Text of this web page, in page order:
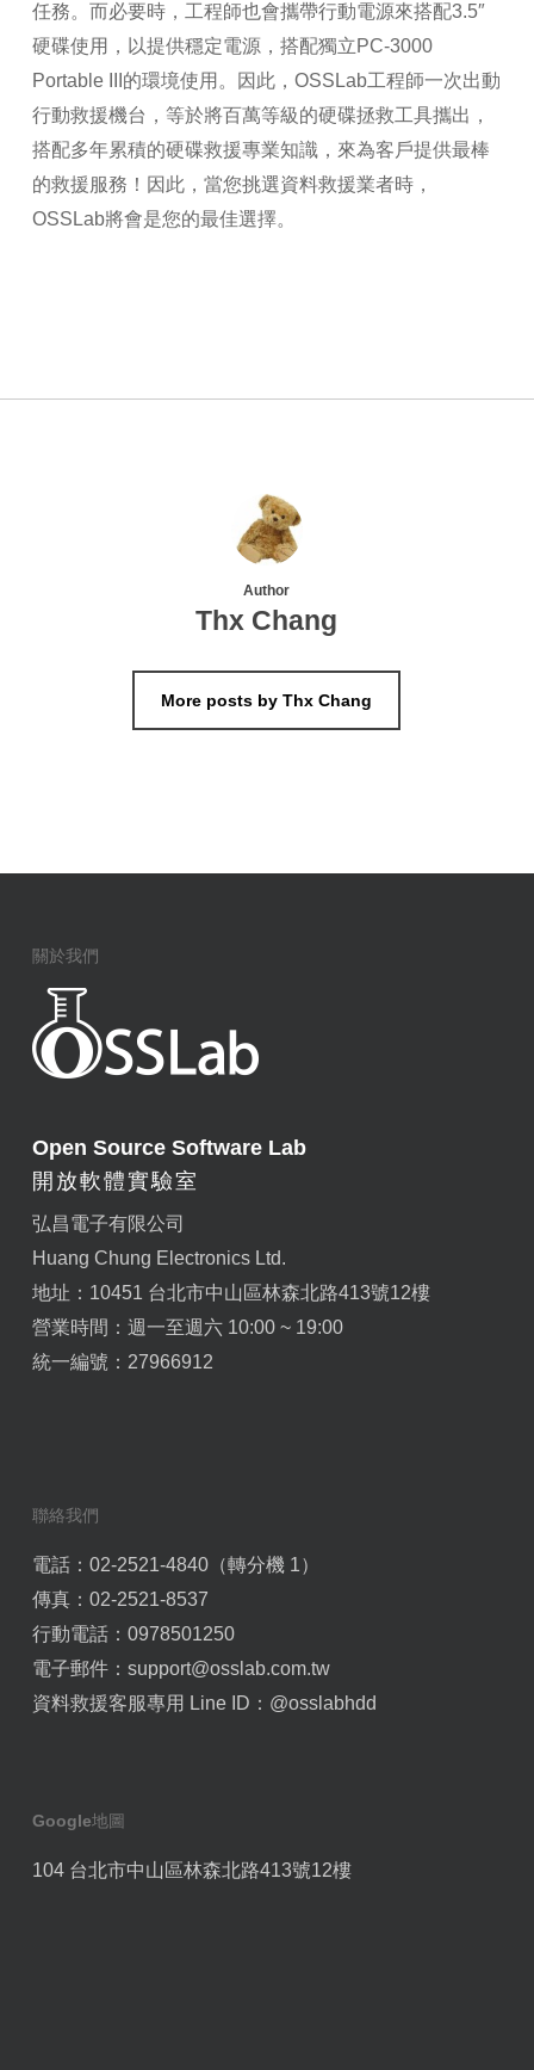
任務。而必要時，工程師也會攜帶行動電源來搭配3.5″
硬碟使用，以提供穩定電源，搭配獨立PC-3000
Portable III的環境使用。因此，OSSLab工程師一次出動
行動救援機台，等於將百萬等級的硬碟拯救工具攜出，
搭配多年累積的硬碟救援專業知識，來為客戶提供最棒
的救援服務！因此，當您挑選資料救援業者時，
OSSLab將會是您的最佳選擇。
Author
Thx Chang
More posts by Thx Chang
關於我們
Open Source Software Lab
開放軟體實驗室
弘昌電子有限公司
Huang Chung Electronics Ltd.
地址：10451 台北市中山區林森北路413號12樓
營業時間：週一至週六 10:00 ~ 19:00
統一編號：27966912
聯絡我們
電話：02-2521-4840（轉分機 1）
傳真：02-2521-8537
行動電話：0978501250
電子郵件： support@osslab.com.tw
資料救援客服專用 Line ID： @osslabhdd
Google地圖
104 台北市中山區林森北路413號12樓